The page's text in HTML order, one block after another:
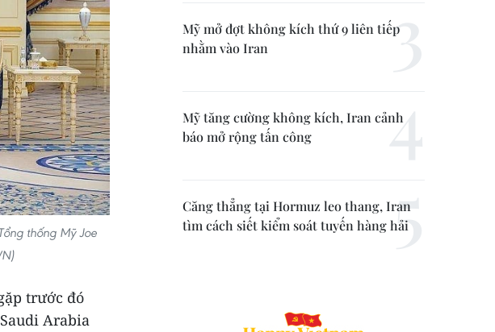
thống Mỹ Joe
trước đó
Arabia
Mỹ mở đợt không kích thứ 9 liên tiếp
nhằm vào Iran
Mỹ tăng cường không kích, Iran cảnh
báo mở rộng tấn công
Căng thẳng tại Hormuz leo thang, Iran
tìm cách siết kiểm soát tuyến hàng hải